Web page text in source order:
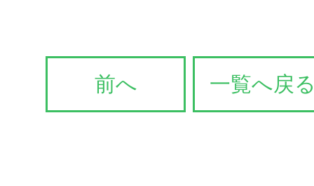
前へ 一覧へ戻